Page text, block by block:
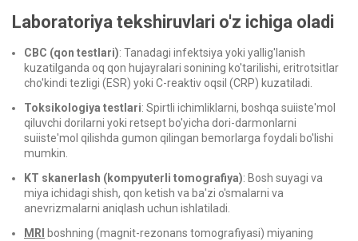
Laboratoriya tekshiruvlari o'z ichiga oladi
CBC (qon testlari): Tanadagi infektsiya yoki yallig'lanish
kuzatilganda oq qon hujayralari sonining ko'tarilishi, eritrotsitlar
cho'kindi tezligi (ESR) yoki C-reaktiv oqsil (CRP) kuzatiladi.
Toksikologiya testlari: Spirtli ichimliklarni, boshqa suiiste'mol
qiluvchi dorilarni yoki retsept bo'yicha dori-darmonlarni
suiiste'mol qilishda gumon qilingan bemorlarga foydali bo'lishi
mumkin.
KT skanerlash (kompyuterli tomografiya): Bosh suyagi va
miya ichidagi shish, qon ketish va ba'zi o'smalarni va
anevrizmalarni aniqlash uchun ishlatiladi.
MRI
boshning (magnit-rezonans tomografiyasi) miyaning